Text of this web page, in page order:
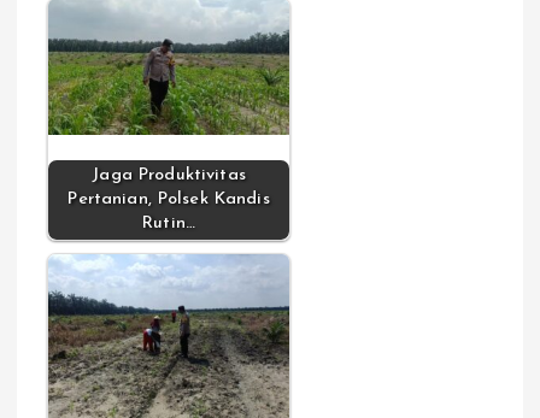
Jaga Produktivitas
Pertanian, Polsek Kandis
Rutin…